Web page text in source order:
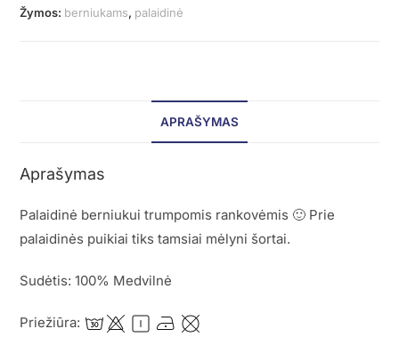
Žymos: berniukams, palaidinė
APRAŠYMAS
Aprašymas
Palaidinė berniukui trumpomis rankovėmis 🙂 Prie
palaidinės puikiai tiks tamsiai mėlyni šortai.
Sudėtis: 100% Medvilnė
Priežiūra: